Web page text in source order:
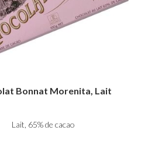
Bonnat Morenita, Lait
Lait, 65% de cacao